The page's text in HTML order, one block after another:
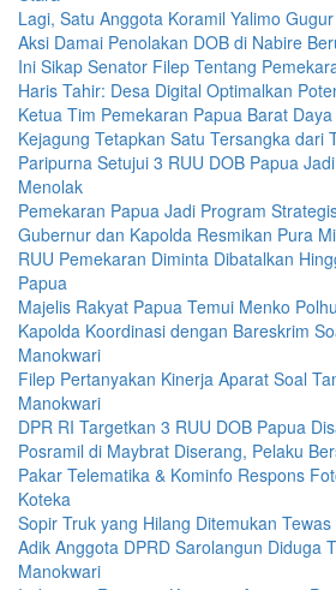
Lagi, Satu Anggota Koramil Yalimo
Aksi Damai Penolakan DOB di Nabire
Ini Sikap Senator Filep Tentang
Haris Tahir: Desa Digital Optimalkan
Ketua Tim Pemekaran Papua Barat
Kejagung Tetapkan Satu Tersangka dari
Paripurna Setujui 3 RUU DOB Papua
Menolak
Pemekaran Papua Jadi Program
Gubernur dan Kapolda Resmikan Pura
RUU Pemekaran Diminta Dibatalkan
Papua
Majelis Rakyat Papua Temui Menko
Kapolda Koordinasi dengan Bareskrim
Manokwari
Filep Pertanyakan Kinerja Aparat Soal
Manokwari
DPR RI Targetkan 3 RUU DOB Papua
Posramil di Maybrat Diserang, Pelaku
Pakar Telematika & Kominfo Respons
Koteka
Sopir Truk yang Hilang Ditemukan
Adik Anggota DPRD Sarolangun Diduga
Manokwari